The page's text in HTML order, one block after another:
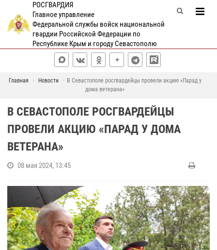
РОСГВАРДИЯ
Главное управление
Федеральной службы войск национальной
гвардии Российской Федерации по
Республике Крым и городу Севастополю
Главная Новости
В Севастополе росгвардейцы провели акцию «Парад у
дома ветерана»
В СЕВАСТОПОЛЕ РОСГВАРДЕЙЦЫ
ПРОВЕЛИ АКЦИЮ «ПАРАД У ДОМА
ВЕТЕРАНА»
08 мая 2024, 13:45